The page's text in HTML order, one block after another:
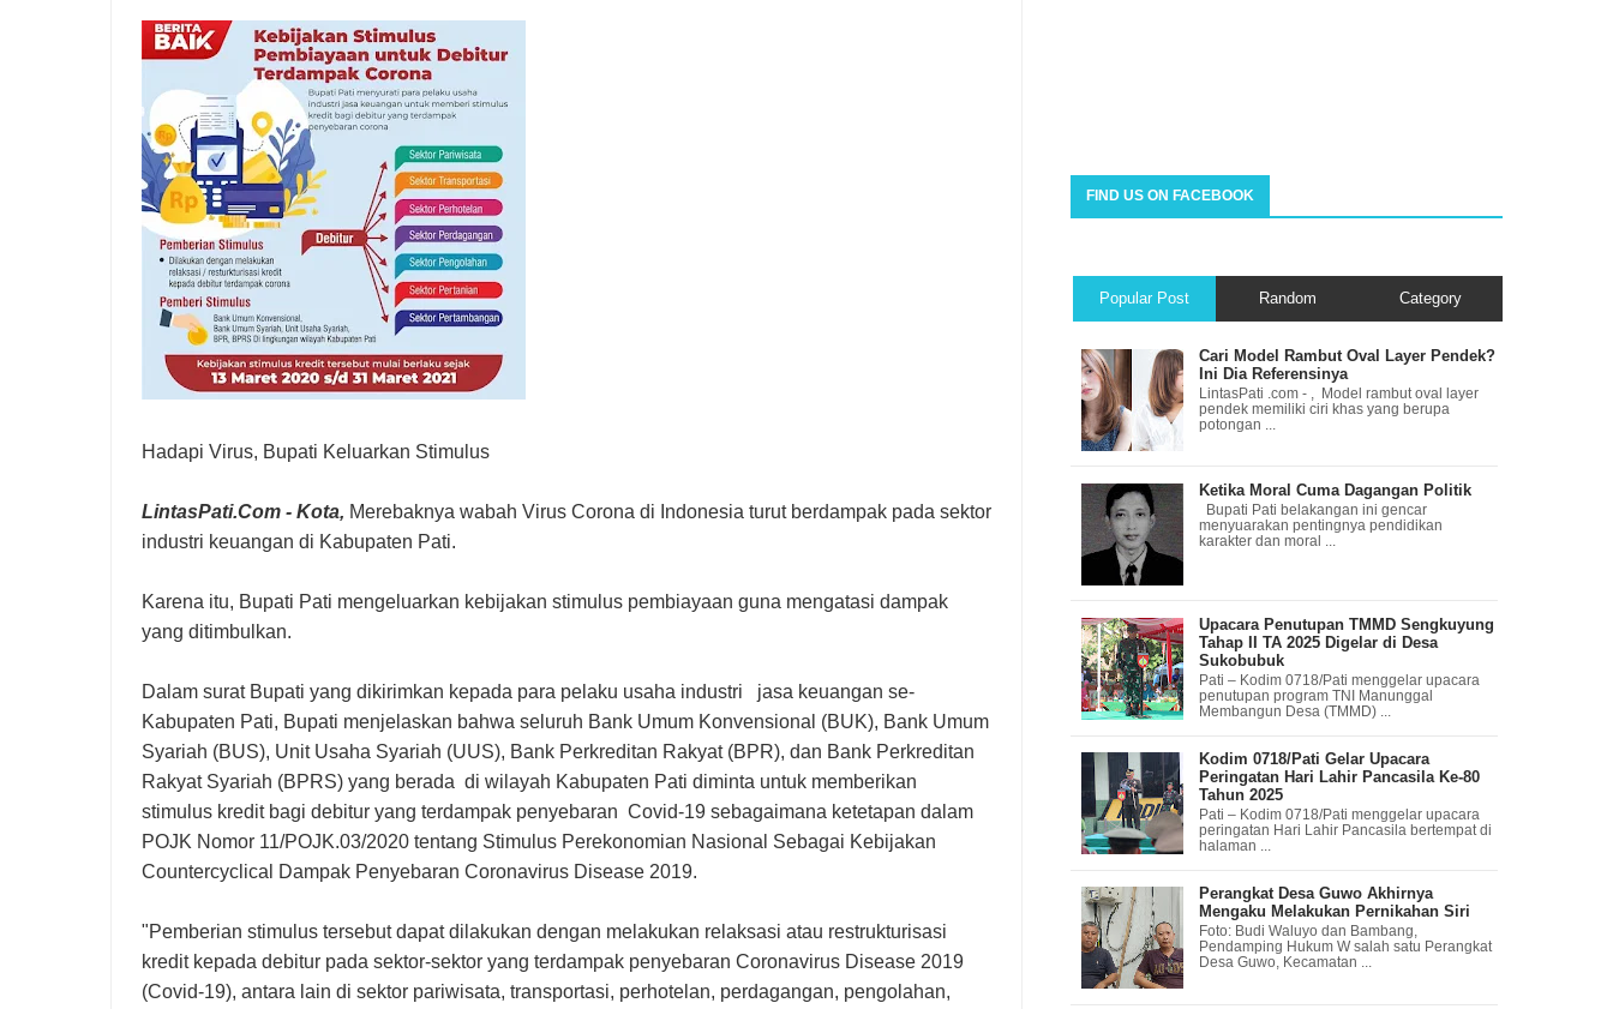
Hadapi Virus, Bupati Keluarkan Stimulus
LintasPati.Com - Kota, Merebaknya wabah Virus Corona di Indonesia turut berdampak pada sektor
industri keuangan di Kabupaten Pati.
Karena itu, Bupati Pati mengeluarkan kebijakan stimulus pembiayaan guna mengatasi dampak
yang ditimbulkan.
Dalam surat Bupati yang dikirimkan kepada para pelaku usaha industri jasa keuangan se-
Kabupaten Pati, Bupati menjelaskan bahwa seluruh Bank Umum Konvensional (BUK), Bank Umum
Syariah (BUS), Unit Usaha Syariah (UUS), Bank Perkreditan Rakyat (BPR), dan Bank Perkreditan
Rakyat Syariah (BPRS) yang berada di wilayah Kabupaten Pati diminta untuk memberikan
stimulus kredit bagi debitur yang terdampak penyebaran Covid-19 sebagaimana ketetapan dalam
POJK Nomor 11/POJK.03/2020 tentang Stimulus Perekonomian Nasional Sebagai Kebijakan
Countercyclical Dampak Penyebaran Coronavirus Disease 2019.
"Pemberian stimulus tersebut dapat dilakukan dengan melakukan relaksasi atau restrukturisasi
kredit kepada debitur pada sektor-sektor yang terdampak penyebaran Coronavirus Disease 2019
(Covid-19), antara lain di sektor pariwisata, transportasi, perhotelan, perdagangan, pengolahan,
FIND US ON FACEBOOK
Popular Post Random Category
Cari Model Rambut Oval Layer Pendek?
Ini Dia Referensinya
LintasPati .com - , Model rambut oval layer
pendek memiliki ciri khas yang berupa
potongan ...
Ketika Moral Cuma Dagangan Politik
Bupati Pati belakangan ini gencar
menyuarakan pentingnya pendidikan
karakter dan moral ...
Upacara Penutupan TMMD Sengkuyung
Tahap II TA 2025 Digelar di Desa
Sukobubuk
Pati – Kodim 0718/Pati menggelar upacara
penutupan program TNI Manunggal
Membangun Desa (TMMD) ...
Kodim 0718/Pati Gelar Upacara
Peringatan Hari Lahir Pancasila Ke-80
Tahun 2025
Pati – Kodim 0718/Pati menggelar upacara
peringatan Hari Lahir Pancasila bertempat di
halaman ...
Perangkat Desa Guwo Akhirnya
Mengaku Melakukan Pernikahan Siri
Foto: Budi Waluyo dan Bambang,
Pendamping Hukum W salah satu Perangkat
Desa Guwo, Kecamatan ...